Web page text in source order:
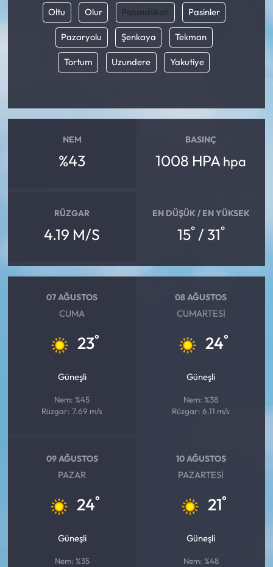
Oltu Olur Palandöken Pasinler
Pazaryolu Şenkaya Tekman
Tortum Uzundere Yakutiye
NEM
%43
BASINÇ
1008 HPA hpa
RÜZGAR
4.19 M/S
EN DÜŞÜK / EN YÜKSEK
15°/ 31°
07 AĞUSTOS
CUMA
23°
Güneşli
Nem: %45
Rüzgar: 7.69 m/s
08 AĞUSTOS
CUMARTESI
24°
Güneşli
Nem: %38
Rüzgar: 6.11 m/s
09 AĞUSTOS
PAZAR
24°
Güneşli
Nem: %35
10 AĞUSTOS
PAZARTESI
21°
Güneşli
Nem: %48